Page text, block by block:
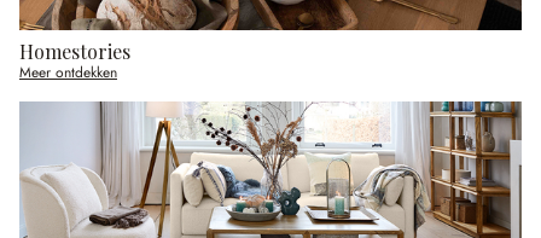
Homestories
Meer ontdekken